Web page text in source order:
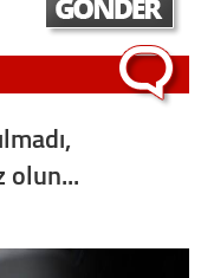
olun...